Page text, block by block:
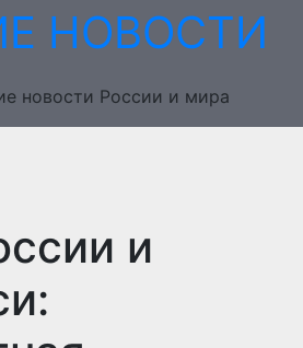
НОВОСТИ
новости России и мира
и